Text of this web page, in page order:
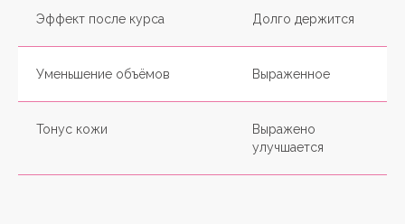
Эффект после курса Долго держится
Уменьшение объёмов Выраженное
Тонус кожи
Выражено
улучшается